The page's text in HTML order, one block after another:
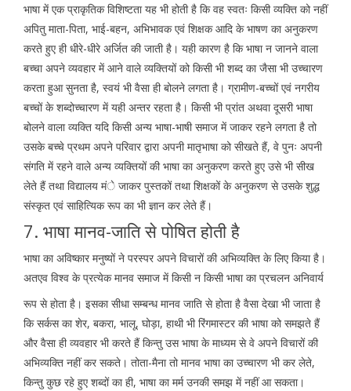
भाषा में एक प्राकृतिक विशिष्टता यह भी होती है कि वह स्वतः किसी व्यक्ति को नहीं
अपितु माता-पिता, भाई-बहन, अभिभावक एवं शिक्षक आदि के भाषण का अनुकरण
करते हुए ही धीरे-धीरे अर्जित की जाती है। यही कारण है कि भाषा न जानने वाला
बच्चा अपने व्यवहार में आने वाले व्यक्तियों को किसी भी शब्द का जैसा भी उच्चारण
करता हुआ सुनता है, स्वयं भी वैसा ही बोलने लगता है। ग्रामीण-बच्चों एवं नगरीय
बच्चों के शब्दोच्चारण में यही अन्तर रहता है। किसी भी प्रांत अथवा दूसरी भाषा
बोलने वाला व्यक्ति यदि किसी अन्य भाषा-भाषी समाज में जाकर रहने लगता है तो
उसके बच्चे प्रथम अपने परिवार द्वारा अपनी मातृभाषा को सीखते हैं, वे पुनः अपनी
संगति में रहने वाले अन्य व्यक्तियों की भाषा का अनुकरण करते हुए उसे भी सीख
लेते हैं तथा विद्यालय मंे जाकर पुस्तकों तथा शिक्षकों के अनुकरण से उसके शुद्ध
संस्कृत एवं साहित्यिक रूप का भी ज्ञान कर लेते हैं।
7. भाषा मानव-जाति से पोषित होती है
भाषा का अविष्कार मनुष्यों ने परस्पर अपने विचारों की अभिव्यक्ति के लिए किया है।
अतएव विश्व के प्रत्येक मानव समाज में किसी न किसी भाषा का प्रचलन अनिवार्य
रूप से होता है। इसका सीधा सम्बन्ध मानव जाति से होता है वैसा देखा भी जाता है
कि सर्कस का शेर, बकरा, भालू, घोड़ा, हाथी भी रिंगमास्टर की भाषा को समझते हैं
और वैसा ही व्यवहार भी करते हैं किन्तु उस भाषा के माध्यम से वे अपने विचारों की
अभिव्यक्ति नहीं कर सकते। तोता-मैना तो मानव भाषा का उच्चारण भी कर लेते,
किन्तु कुछ रहे हुए शब्दों का ही, भाषा का मर्म उनकी समझ में नहीं आ सकता।